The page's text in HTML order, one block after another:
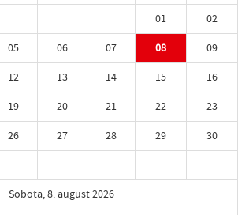
01
02
05 06 07 08
09
12 13 14 15
16
19 20 21 22
23
26 27 28 29
30
Sobota, 8. august 2026